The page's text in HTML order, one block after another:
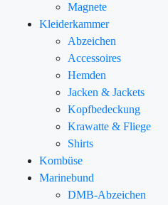
Magnete
Kleiderkammer
Abzeichen
Accessoires
Hemden
Jacken & Jackets
Kopfbedeckung
Krawatte & Fliege
Shirts
Kombüse
Marinebund
DMB-Abzeichen